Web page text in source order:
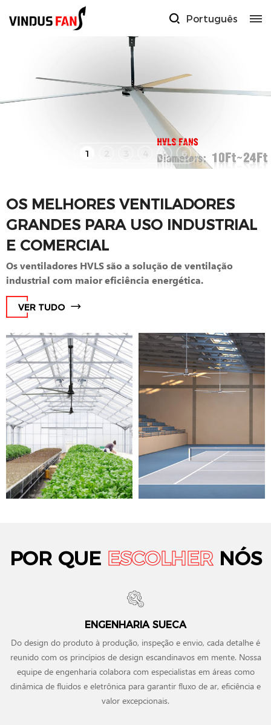
Português
1 5 6
OS MELHORES VENTILADORES
GRANDES PARA USO INDUSTRIAL
E COMERCIAL
Os ventiladores HVLS são a solução de ventilação
industrial com maior eficiência energética.
VER TUDO
POR QUE ESCOLHER NÓS
ENGENHARIA SUECA
Do design do produto à produção, inspeção e envio, cada detalhe é
reunido com os princípios de design escandinavos em mente. Nossa
equipe de engenharia colabora com especialistas em áreas como
dinâmica de fluidos e eletrônica para garantir fluxo de ar, eficiência e
valor excepcionais.